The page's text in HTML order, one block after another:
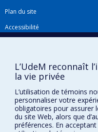
Plan du site
Accessibilité
La Faculté de médecine
L’UdeM reconnaît
la vie privée
L’utilisation de témoins
personnaliser votre
obligatoires pour assurer
du site Web, alors que
préférences. En